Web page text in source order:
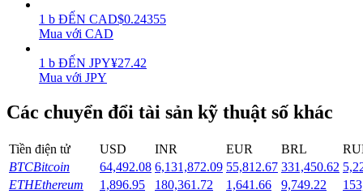
Lợi nhuận cao và truy cập ngay lập tức
Launchpool
1 b ĐẾN CAD$0.24355
Mua với CAD
1 b ĐẾN JPY¥27.42
Mua với JPY
Các chuyển đổi tài sản kỹ thuật số khác
Tiền điện tử USD INR EUR BRL
BTCBitcoin 64,492.08 6,131,872.09 55,812.67 331,450.62
ETHEthereum 1,896.95 180,361.72 1,641.66 9,749.22